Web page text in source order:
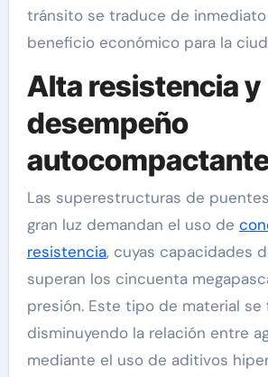
tránsito se traduce de
beneficio económico para la
Alta resistencia y
desempeño
Las superestructuras de
gran luz demandan el uso de
resistencia, cuyas capacidades
superan los cincuenta
presión. Este tipo de material se
disminuyendo la relación entre
mediante el uso de aditivos